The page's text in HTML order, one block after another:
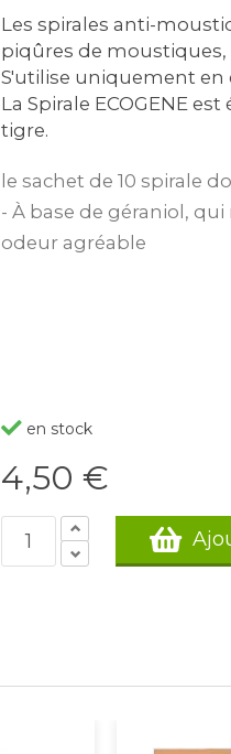
Les spirales anti-
piqûres de
S'utilise uniquement en
La Spirale ECOGENE
tigre.
le sachet de 10 spirale
- À base de géraniol,
odeur agréable
en stock
4,50 €